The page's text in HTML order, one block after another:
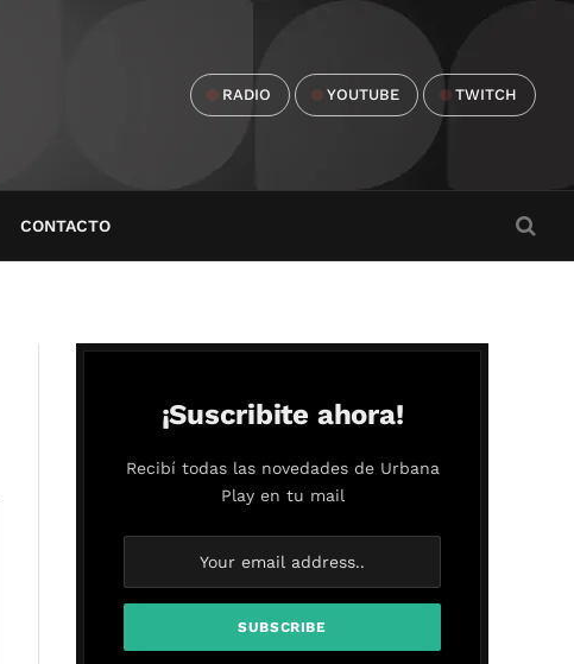
RADIO YOUTUBE TWITCH
CONTACTO
¡Suscribite ahora!
Recibí todas las novedades de Urbana
Play en tu mail